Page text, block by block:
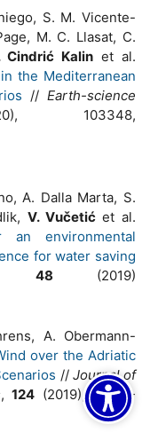
S. M. Vicente-
M. C. Llasat, C.
Cindrić Kalinet al.
the Mediterranean
//Earth-science
103348,
A. Dalla Marta, S.
V. Vučetićet al.
environmental
for water saving
48 (2019)
A. Obermann-
over the Adriatic
// Journal of
,124 (2019), 1, 110-